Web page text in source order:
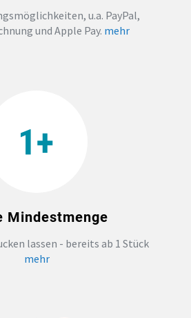
MEHR
u.a. PayPal,
und Apple Pay. mehr
Mindestmenge
lassen - bereits ab 1 Stück
mehr